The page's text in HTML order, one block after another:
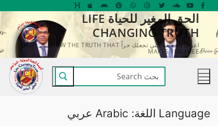
التجاوز
المحتوى
الحق المغير للحياة LIFE
CHANGING TRUTH
اعرف الحقيقة التي تجعلك حراً KNOW THE TRUTH THAT
MAKES YOU FREE
البحث
عن:
Language اللغة: Arabic عربي